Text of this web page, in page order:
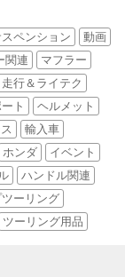
ペンション
動画
関連
マフラー
走行＆ライテク
ト
ヘルメット
輸入車
ホンダ
イベント
ハンドル関連
ーリング
ツーリング用品